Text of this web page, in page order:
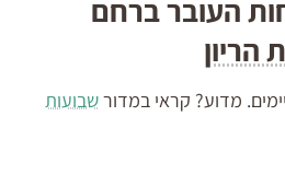
העובר ברחם
הריון
שבועות